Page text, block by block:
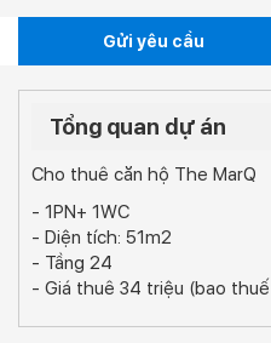
Gửi yêu cầu
Tổng quan dự án
Cho thuê căn hộ The MarQ
- 1PN+ 1WC
- Diện tích: 51m2
- Tầng 24
- Giá thuê 34 triệu (bao